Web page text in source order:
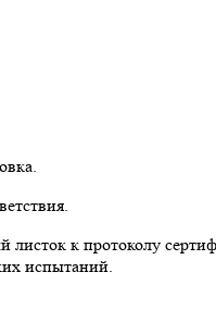
листок к протоколу
испытаний.